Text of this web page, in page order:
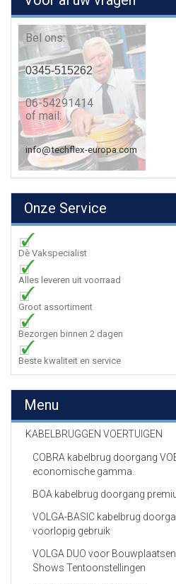
Bel ons:
0345-515262
06-54291414
of mail:
info@techflex-europa.com
Onze Service
Dè Vakspecialist
Alles leveren uit voorraad
Groot assortiment
Bezorgen binnen 2 dagen
Beste kwaliteit en service
Menu
KABELBRUGGEN VOERTUIGEN
COBRA kabelbrug doorgang
economische gamma.
BOA kabelbrug doorgang
VOLGA-BASIC kabelbrug
voorlopig gebruik
VOLGA DUO voor
Shows Tentoonstellingen